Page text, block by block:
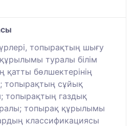
топырақтың шығу
туралы білім
қатты бөлшектерінің
топырақтың сұйық
топырақтың газдық
топырақ құрылымы
классификациясы